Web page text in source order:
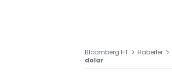
Bloomberg HT Haberler
dolar